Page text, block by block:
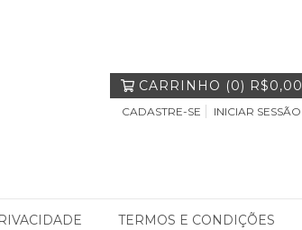
CARRINHO (0) R$0,00
CADASTRE-SE INICIAR SESSÃO
TERMOS E CONDIÇÕES